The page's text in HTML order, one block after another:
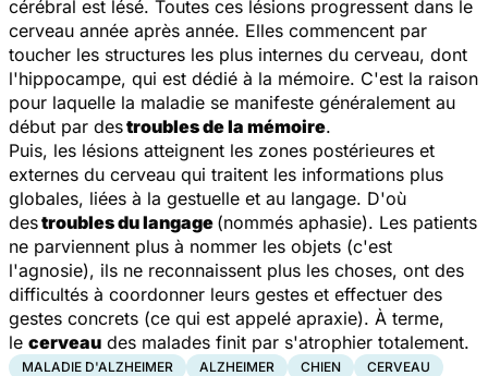
cérébral est lésé. Toutes ces lésions progressent dans le
cerveau année après année. Elles commencent par
toucher les structures les plus internes du cerveau, dont
l'hippocampe, qui est dédié à la mémoire. C'est la raison
pour laquelle la maladie se manifeste généralement au
début par destroubles de la mémoire.
Puis, les lésions atteignent les zones postérieures et
externes du cerveau qui traitent les informations plus
globales, liées à la gestuelle et au langage. D'où
destroubles du langage (nommés aphasie). Les patients
ne parviennent plus à nommer les objets (c'est
l'agnosie), ils ne reconnaissent plus les choses, ont des
difficultés à coordonner leurs gestes et effectuer des
gestes concrets (ce qui est appelé apraxie). À terme,
le cerveau des malades finit par s'atrophier totalement.
MALADIE D'ALZHEIMER ALZHEIMER CHIEN
CERVEAU